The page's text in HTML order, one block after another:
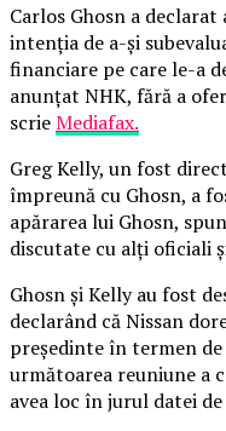
Carlos Ghosn a
intenţia de a-şi
financiare pe care le-a
anunţat NHK, fără a
scrieMediafax.
Greg Kelly, un fost
împreună cu Ghosn, a
apărarea lui Ghosn,
discutate cu alţi oficiali
Ghosn şi Kelly au fost
declarând că Nissan
preşedinte în termen
următoarea reuniune a
avea loc în jurul datei